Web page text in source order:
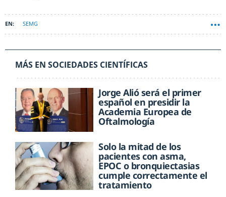
SEMG
MÁS EN SOCIEDADES CIENTÍFICAS
Jorge Alió será el primer
español en presidir la
Academia Europea de
Oftalmología
Solo la mitad de los
pacientes con asma,
EPOC o bronquiectasias
cumple correctamente el
tratamiento